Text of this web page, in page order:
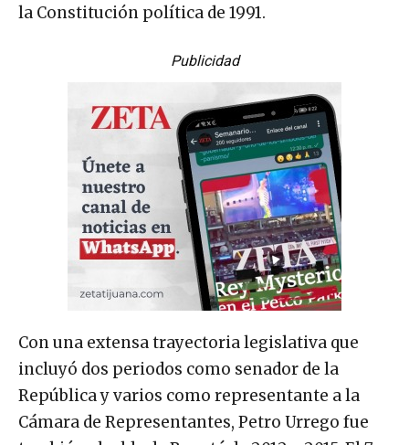
la Constitución política de 1991.
Publicidad
Con una extensa trayectoria legislativa que
incluyó dos periodos como senador de la
República y varios como representante a la
Cámara de Representantes, Petro Urrego fue